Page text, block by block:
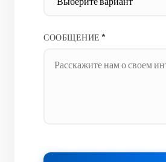
СООБЩЕНИЕ *